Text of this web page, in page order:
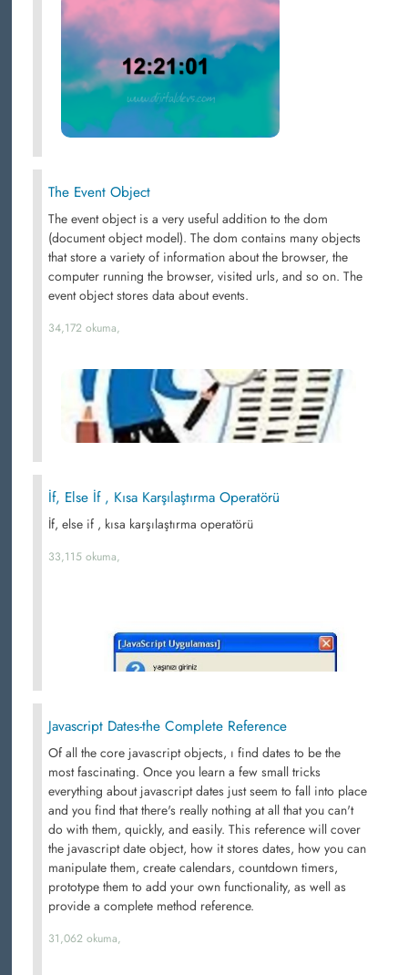
The Event Object
The event object is a very useful addition to the dom
(document object model). The dom contains many objects
that store a variety of information about the browser, the
computer running the browser, visited urls, and so on. The
event object stores data about events.
34,172 okuma,
İf, Else İf , Kısa Karşılaştırma Operatörü
İf, else if , kısa karşılaştırma operatörü
33,115 okuma,
Javascript Dates-the Complete Reference
Of all the core javascript objects, ı find dates to be the
most fascinating. Once you learn a few small tricks
everything about javascript dates just seem to fall into place
and you find that there's really nothing at all that you can't
do with them, quickly, and easily. This reference will cover
the javascript date object, how it stores dates, how you can
manipulate them, create calendars, countdown timers,
prototype them to add your own functionality, as well as
provide a complete method reference.
31,062 okuma,